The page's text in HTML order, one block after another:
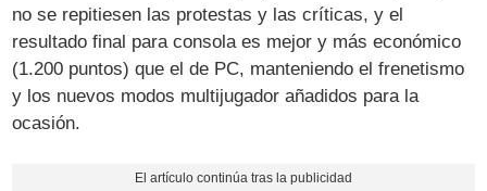
no se repitiesen las protestas y las críticas, y el
resultado final para consola es mejor y más económico
(1.200 puntos) que el de PC, manteniendo el frenetismo
y los nuevos modos multijugador añadidos para la
ocasión.